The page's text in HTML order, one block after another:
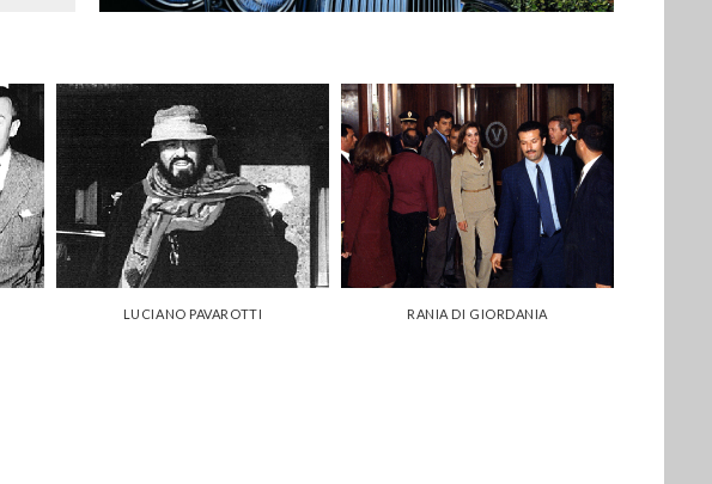
LUCIANO PAVAROTTI RANIA DI GIORDANIA